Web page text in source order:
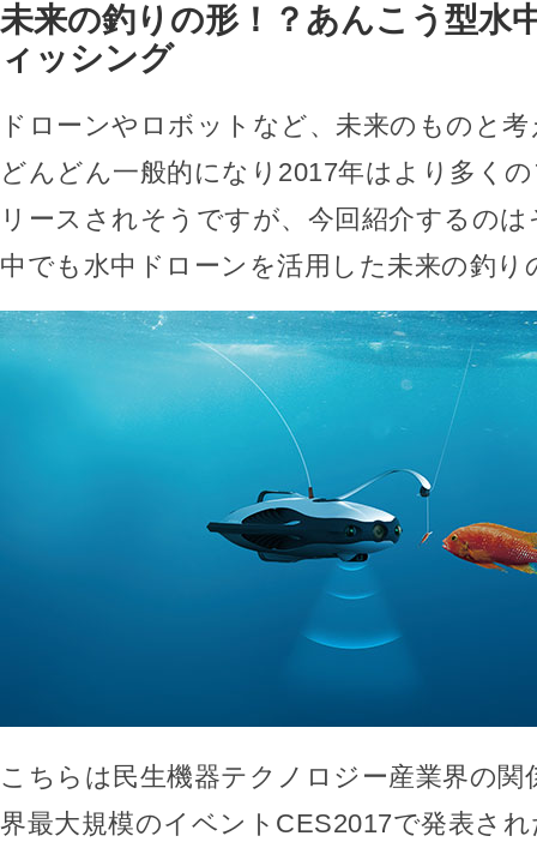
未来の釣りの形！？あんこう型水
ィッシング
ドローンやロボットなど、未来のものと
どんどん一般的になり2017年はより多く
リースされそうですが、今回紹介するの
中でも水中ドローンを活用した未来の釣り
こちらは民生機器テクノロジー産業界の関
界最大規模のイベントCES2017で発表さ